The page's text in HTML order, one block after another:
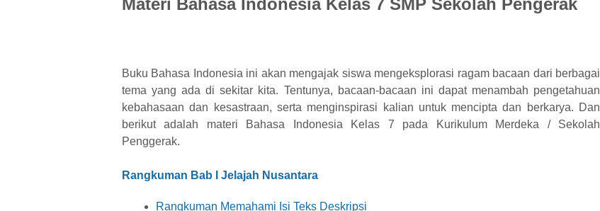
Materi Bahasa Indonesia Kelas 7 SMP Sekolah Pengerak
Buku Bahasa Indonesia ini akan mengajak siswa mengeksplorasi ragam bacaan dari berbagai
tema yang ada di sekitar kita. Tentunya, bacaan-bacaan ini dapat menambah pengetahuan
kebahasaan dan kesastraan, serta menginspirasi kalian untuk mencipta dan berkarya. Dan
berikut adalah materi Bahasa Indonesia Kelas 7 pada Kurikulum Merdeka / Sekolah
Penggerak.
Rangkuman Bab I Jelajah Nusantara
Rangkuman Memahami Isi Teks Deskripsi